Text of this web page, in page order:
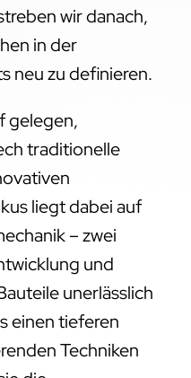
wir danach,
in der
neu zu definieren.
gelegen,
traditionelle
liegt dabei auf
– zwei
und
unerlässlich
einen tieferen
Techniken